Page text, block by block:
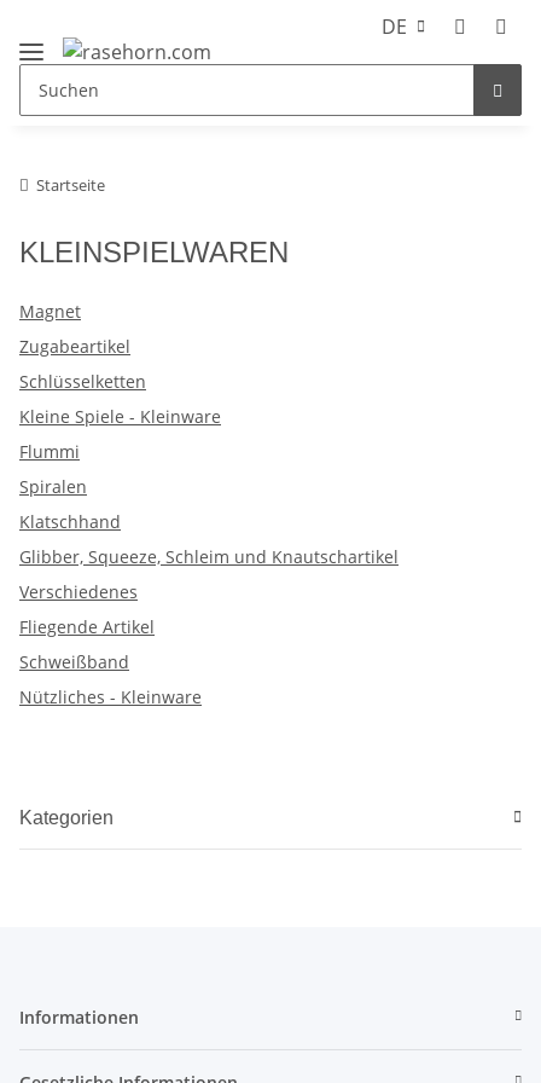
DE
Startseite
KLEINSPIELWAREN
Magnet
Zugabeartikel
Schlüsselketten
Kleine Spiele - Kleinware
Flummi
Spiralen
Klatschhand
Glibber, Squeeze, Schleim und Knautschartikel
Verschiedenes
Fliegende Artikel
Schweißband
Nützliches - Kleinware
Kategorien
Informationen